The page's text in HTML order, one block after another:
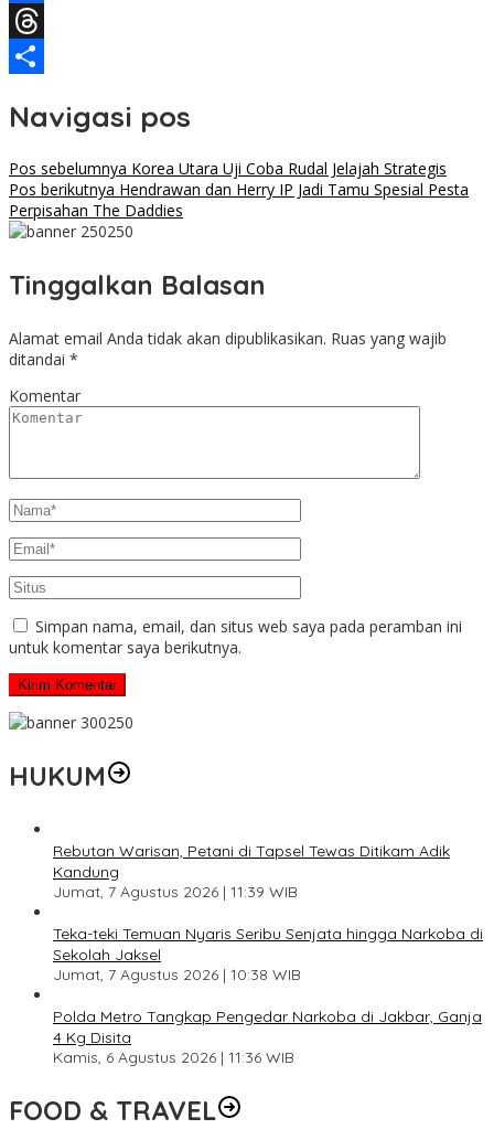
Facebook
Threads
Navigasi pos
Pos sebelumnya Korea Utara Uji Coba Rudal Jelajah Strategis
Pos berikutnya Hendrawan dan Herry IP Jadi Tamu Spesial Pesta
Perpisahan The Daddies
Tinggalkan Balasan
Alamat email Anda tidak akan dipublikasikan. Ruas yang wajib
ditandai *
Komentar
Simpan nama, email, dan situs web saya pada peramban ini
untuk komentar saya berikutnya.
HUKUM
Rebutan Warisan, Petani di Tapsel Tewas Ditikam Adik
Kandung
Jumat, 7 Agustus 2026 | 11:39 WIB
Teka-teki Temuan Nyaris Seribu Senjata hingga Narkoba di
Sekolah Jaksel
Jumat, 7 Agustus 2026 | 10:38 WIB
Polda Metro Tangkap Pengedar Narkoba di Jakbar, Ganja
4 Kg Disita
Kamis, 6 Agustus 2026 | 11:36 WIB
FOOD & TRAVEL